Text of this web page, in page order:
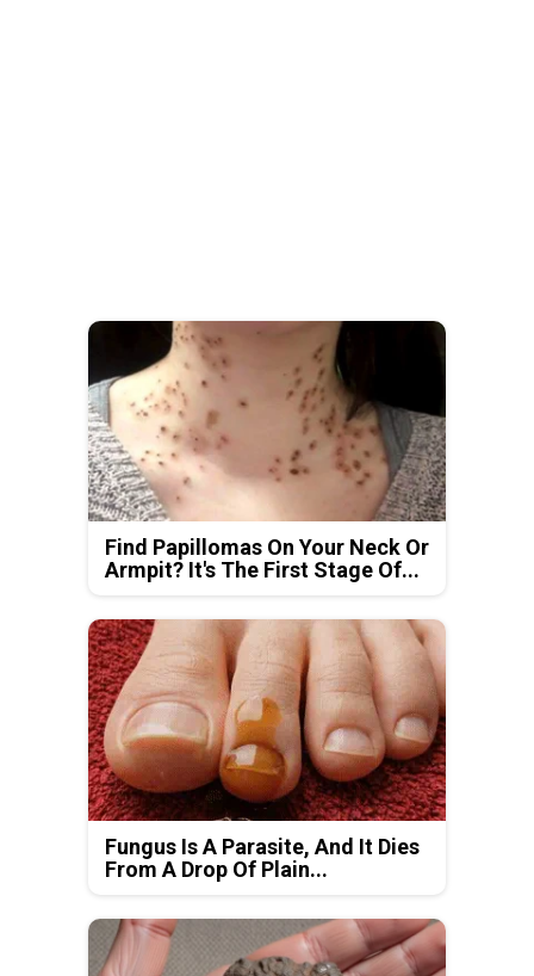
Find Papillomas On Your Neck Or
Armpit? It's The First Stage Of...
Fungus Is A Parasite, And It Dies
From A Drop Of Plain...